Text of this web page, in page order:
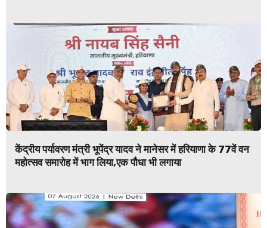
केंद्रीय पर्यावरण मंत्री भूपेंद्र यादव ने मानेसर में हरियाणा के 77वें वन
महोत्सव समारोह में भाग लिया,एक पौधा भी लगाया